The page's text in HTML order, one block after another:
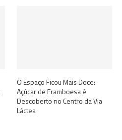
O Espaço Ficou Mais Doce:
Açúcar de Framboesa é
Descoberto no Centro da Via
Láctea